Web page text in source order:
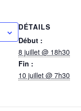
DÉTAILS
Début :
8 juillet @ 18h30
Fin :
10 juillet @ 7h30